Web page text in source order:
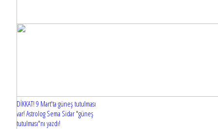
DİKKAT! 9 Mart'ta güneş tutulması
var! Astrolog Sema Sidar "güneş
tutulması"nı yazdı!